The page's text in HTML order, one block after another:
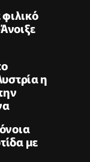
η
με